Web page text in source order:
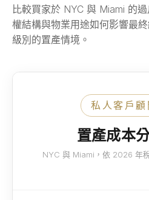
比較買家於 NYC 與 Miami 的
權結構與物業用途如何影響最
級別的置產情境。
私人客戶顧
置產成本
NYC 與 Miami，依 2026 年